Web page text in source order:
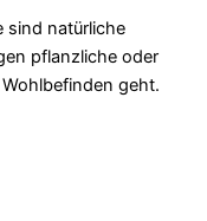
sind natürliche
pflanzliche oder
geht.